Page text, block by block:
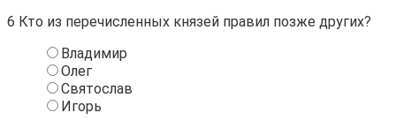
6 Кто из перечисленных князей правил позже других?
Владимир
Олег
Святослав
Игорь